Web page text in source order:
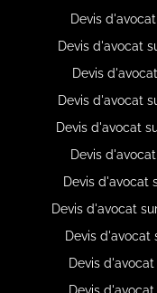
Devis
Devis d'avocat
Devis
Devis d'avocat
Devis d'avocat
Devis
Devis d'avocat
Devis d'avocat
Devis d'avocat
Devis